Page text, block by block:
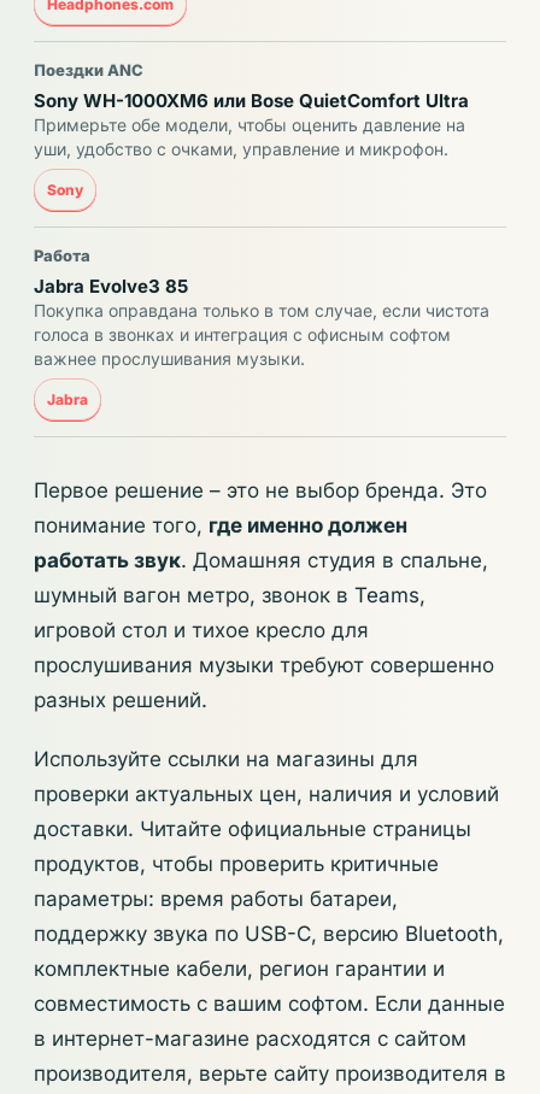
Headphones.com
Поездки ANC
Sony WH-1000XM6 или Bose QuietComfort Ultra
Примерьте обе модели, чтобы оценить давление на
уши, удобство с очками, управление и микрофон.
Sony
Работа
Jabra Evolve3 85
Покупка оправдана только в том случае, если чистота
голоса в звонках и интеграция с офисным софтом
важнее прослушивания музыки.
Jabra
Первое решение – это не выбор бренда. Это
понимание того, где именно должен
работать звук. Домашняя студия в спальне,
шумный вагон метро, звонок в Teams,
игровой стол и тихое кресло для
прослушивания музыки требуют совершенно
разных решений.
Используйте ссылки на магазины для
проверки актуальных цен, наличия и условий
доставки. Читайте официальные страницы
продуктов, чтобы проверить критичные
параметры: время работы батареи,
поддержку звука по USB-C, версию Bluetooth,
комплектные кабели, регион гарантии и
совместимость с вашим софтом. Если данные
в интернет-магазине расходятся с сайтом
производителя, верьте сайту производителя в